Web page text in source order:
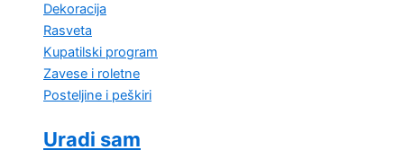
Dekoracija
Rasveta
Kupatilski program
Zavese i roletne
Posteljine i peškiri
Uradi sam